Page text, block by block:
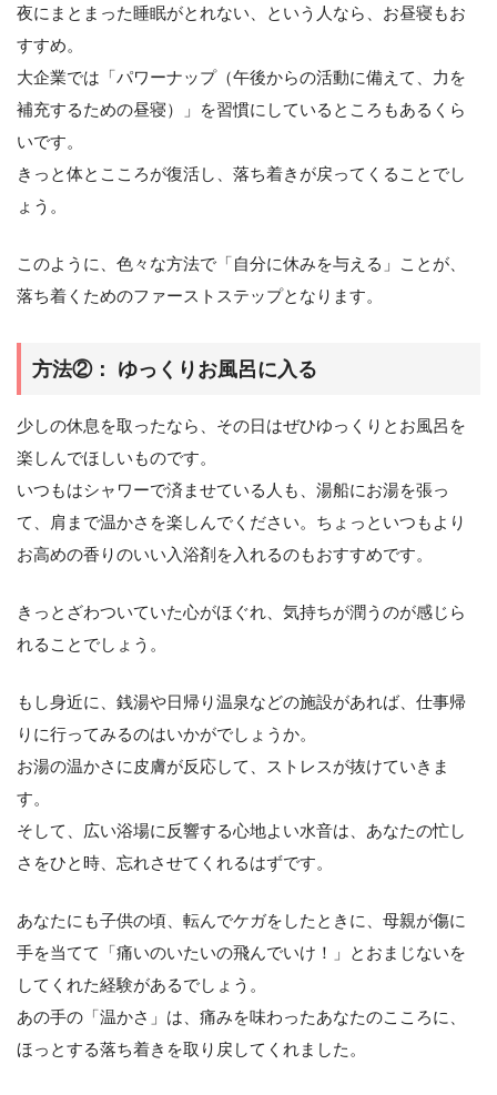
夜にまとまった睡眠がとれない、という人なら、お昼寝もお
すすめ。
大企業では「パワーナップ（午後からの活動に備えて、力を
補充するための昼寝）」を習慣にしているところもあるくら
いです。
きっと体とこころが復活し、落ち着きが戻ってくることでし
ょう。
このように、色々な方法で「自分に休みを与える」ことが、
落ち着くためのファーストステップとなります。
方法②： ゆっくりお風呂に入る
少しの休息を取ったなら、その日はぜひゆっくりとお風呂を
楽しんでほしいものです。
いつもはシャワーで済ませている人も、湯船にお湯を張っ
て、肩まで温かさを楽しんでください。ちょっといつもより
お高めの香りのいい入浴剤を入れるのもおすすめです。
きっとざわついていた心がほぐれ、気持ちが潤うのが感じら
れることでしょう。
もし身近に、銭湯や日帰り温泉などの施設があれば、仕事帰
りに行ってみるのはいかがでしょうか。
お湯の温かさに皮膚が反応して、ストレスが抜けていきま
す。
そして、広い浴場に反響する心地よい水音は、あなたの忙し
さをひと時、忘れさせてくれるはずです。
あなたにも子供の頃、転んでケガをしたときに、母親が傷に
手を当てて「痛いのいたいの飛んでいけ！」とおまじないを
してくれた経験があるでしょう。
あの手の「温かさ」は、痛みを味わったあなたのこころに、
ほっとする落ち着きを取り戻してくれました。